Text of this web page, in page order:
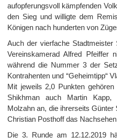
aufopferungsvoll kämpfenden
den Sieg und willigte dem
Königen nach hunderten von
Auch der vierfache
Vereinskamerad Alfred Pfeiffer
während die Nummer 3 der
Kontrahenten und “Geheimtipp“
Mit jeweils 2,0 Punkten
Shikhman auch Martin
Molzahn an, die ihrerseits
Christian Posthoff das
Die 3. Runde am 12.12.2019